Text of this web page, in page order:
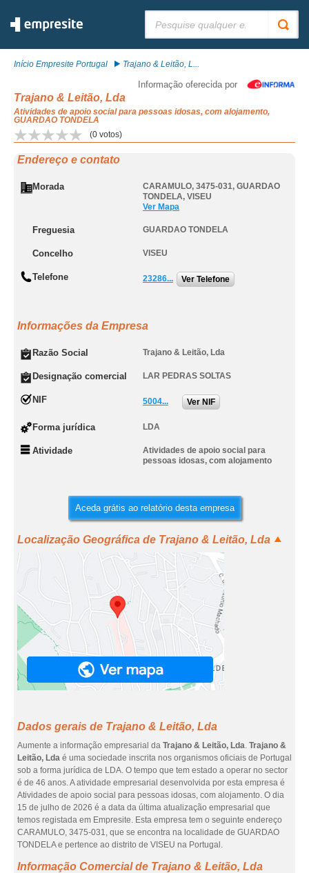
Início Empresite Portugal Trajano & Leitão, L...
Informação oferecida por
Trajano & Leitão, Lda
Atividades de apoio social para pessoas idosas, com alojamento,
GUARDAO TONDELA
(0 votos)
Endereço e contato
Morada CARAMULO, 3475-031, GUARDAO
TONDELA, VISEU
Ver Mapa
Freguesia GUARDAO TONDELA
Concelho VISEU
Telefone 23286... Ver Telefone
Informações da Empresa
Razão Social Trajano & Leitão, Lda
Designação comercial LAR PEDRAS SOLTAS
NIF 5004... Ver NIF
Forma jurídica LDA
Atividade
Atividades de apoio social para
pessoas idosas, com alojamento
Aceda grátis ao relatório desta empresa
Localização Geográfica de Trajano & Leitão, Lda
Dados gerais de Trajano & Leitão, Lda
Aumente a informação empresarial da Trajano & Leitão, Lda. Trajano &
Leitão, Lda é uma sociedade inscrita nos organismos oficiais de Portugal
sob a forma jurídica de LDA. O tempo que tem estado a operar no sector
é de 46 anos. A atividade empresarial desenvolvida por esta empresa é
Atividades de apoio social para pessoas idosas, com alojamento. O dia
15 de julho de 2026 é a data da última atualização empresarial que
temos registada em Empresite. Esta empresa tem o seguinte endereço
CARAMULO, 3475-031, que se encontra na localidade de GUARDAO
TONDELA e pertence ao distrito de VISEU na Portugal.
Informação Comercial de Trajano & Leitão, Lda